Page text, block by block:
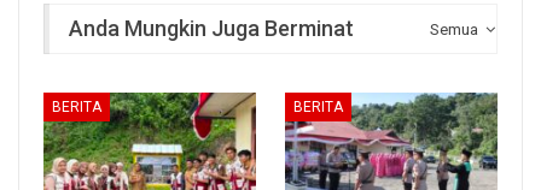
Semua
Anda Mungkin Juga Berminat
BERITA BERITA